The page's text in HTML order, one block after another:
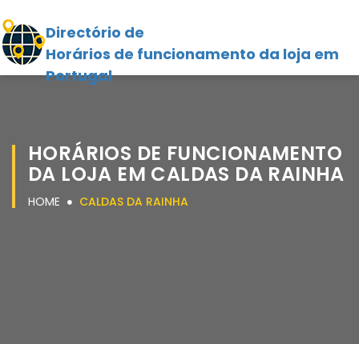
Directório de
Horários de funcionamento da loja em
Portugal
HORÁRIOS DE FUNCIONAMENTO
DA LOJA EM CALDAS DA RAINHA
HOME CALDAS DA RAINHA